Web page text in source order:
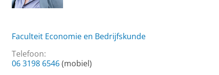
Faculteit Economie en Bedrijfskunde
Telefoon:
06 3198 6546(mobiel)